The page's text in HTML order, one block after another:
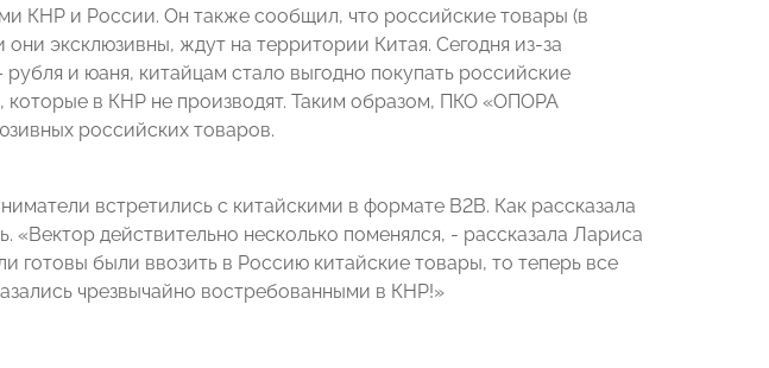
КНР и России. Он также сообщил, что российские товары (в
эксклюзивны, ждут на территории Китая. Сегодня из-за
и юаня, китайцам стало выгодно покупать российские
которые в КНР не производят. Таким образом, ПКО «ОПОРА
российских товаров.
встретились с китайскими в формате B2B. Как рассказала
действительно несколько поменялся, - рассказала Лариса
готовы были ввозить в Россию китайские товары, то теперь все
чрезвычайно востребованными в КНР!»